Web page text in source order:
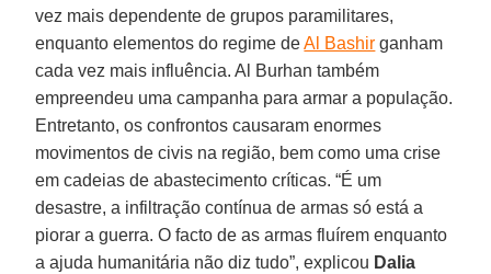
vez mais dependente de grupos paramilitares,
enquanto elementos do regime deAl Bashir ganham
cada vez mais influência. Al Burhan também
empreendeu uma campanha para armar a população.
Entretanto, os confrontos causaram enormes
movimentos de civis na região, bem como uma crise
em cadeias de abastecimento críticas. “É um
desastre, a infiltração contínua de armas só está a
piorar a guerra. O facto de as armas fluírem enquanto
a ajuda humanitária não diz tudo”, explicou Dalia